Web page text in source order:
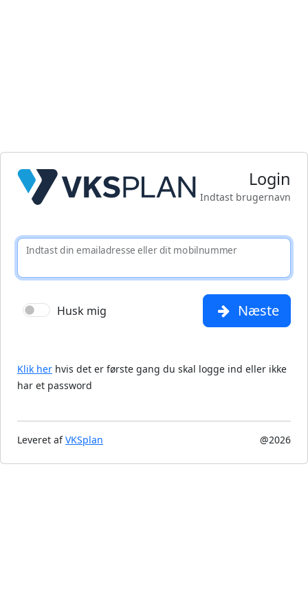
Login
Indtast brugernavn
Indtast din emailadresse eller dit mobilnummer
Husk mig Næste
Klik her hvis det er første gang du skal logge ind eller ikke
har et password
Leveret afVKSplan @2026